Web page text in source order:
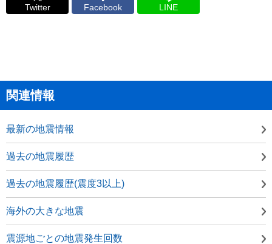
Twitter Facebook LINE
関連情報
最新の地震情報
過去の地震履歴
過去の地震履歴(震度3以上)
海外の大きな地震
震源地ごとの地震発生回数